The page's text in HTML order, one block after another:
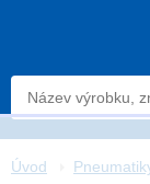
Úvod